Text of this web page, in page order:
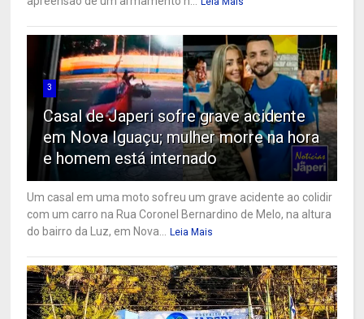
3
Casal de Japeri sofre grave acidente
em Nova Iguaçu; mulher morre na hora
e homem está internado
Um casal em uma moto sofreu um grave acidente ao colidir
com um carro na Rua Coronel Bernardino de Melo, na altura
do bairro da Luz, em Nova...
Leia Mais